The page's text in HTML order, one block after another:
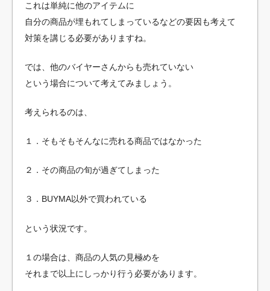
これは単純に他のアイテムに
自分の商品が埋もれてしまっているなどの要因も考えて
対策を講じる必要がありますね。
では、他のバイヤーさんからも売れていない
という場合について考えてみましょう。
考えられるのは、
１．そもそもそんなに売れる商品ではなかった
２．その商品の旬が過ぎてしまった
３．BUYMA以外で買われている
という状況です。
１の場合は、商品の人気の見極めを
それまで以上にしっかり行う必要があります。